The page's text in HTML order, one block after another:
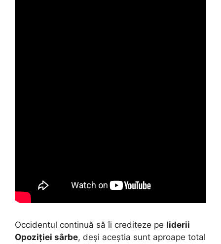
Occidentul continuă să îi crediteze pe liderii
Opoziției sârbe, deși aceștia sunt aproape total